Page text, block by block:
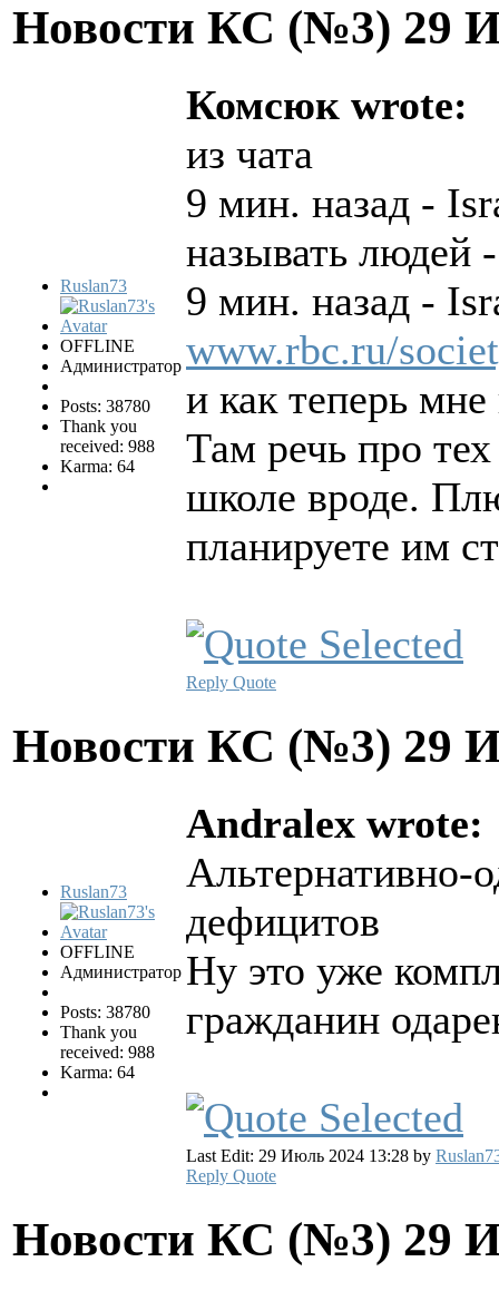
Новости КС (№3) 29
Ruslan73
OFFLINE
Администратор
Posts: 38780
Thank you
received: 988
Karma: 64
Комсюк wrote:
из чата
9 мин. назад -
называть людей
9 мин. назад -
www.rbc.ru/
и как теперь
Там речь про
школе вроде.
планируете им
Reply Quote
Новости КС (№3) 29
Ruslan73
OFFLINE
Администратор
Posts: 38780
Thank you
received: 988
Karma: 64
Andralex wrote:
Альтернативно-
дефицитов
Ну это уже
гражданин
Last Edit: 29 Июль 2024 13:28 by
Reply Quote
Новости КС (№3) 29